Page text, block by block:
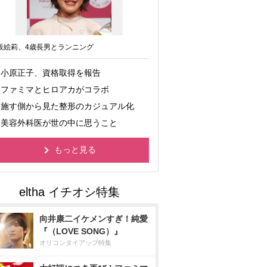
絵莉、4歳長男とランニング
小原正子、資格取得を報告
ファミマとヒロアカがコラボ
施す側から見た整形のカジュアル化
美容外科医が世の中に思うこと
もっと見る
向井康二イケメンすぎ！純愛
『（LOVE SONG）』
オリコンタイアップ特集